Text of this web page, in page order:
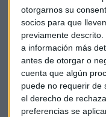
otorgarnos su
socios para que
previamente
a información más
antes de otorgar o
cuenta que algún
puede no requerir de
el derecho de
preferencias se